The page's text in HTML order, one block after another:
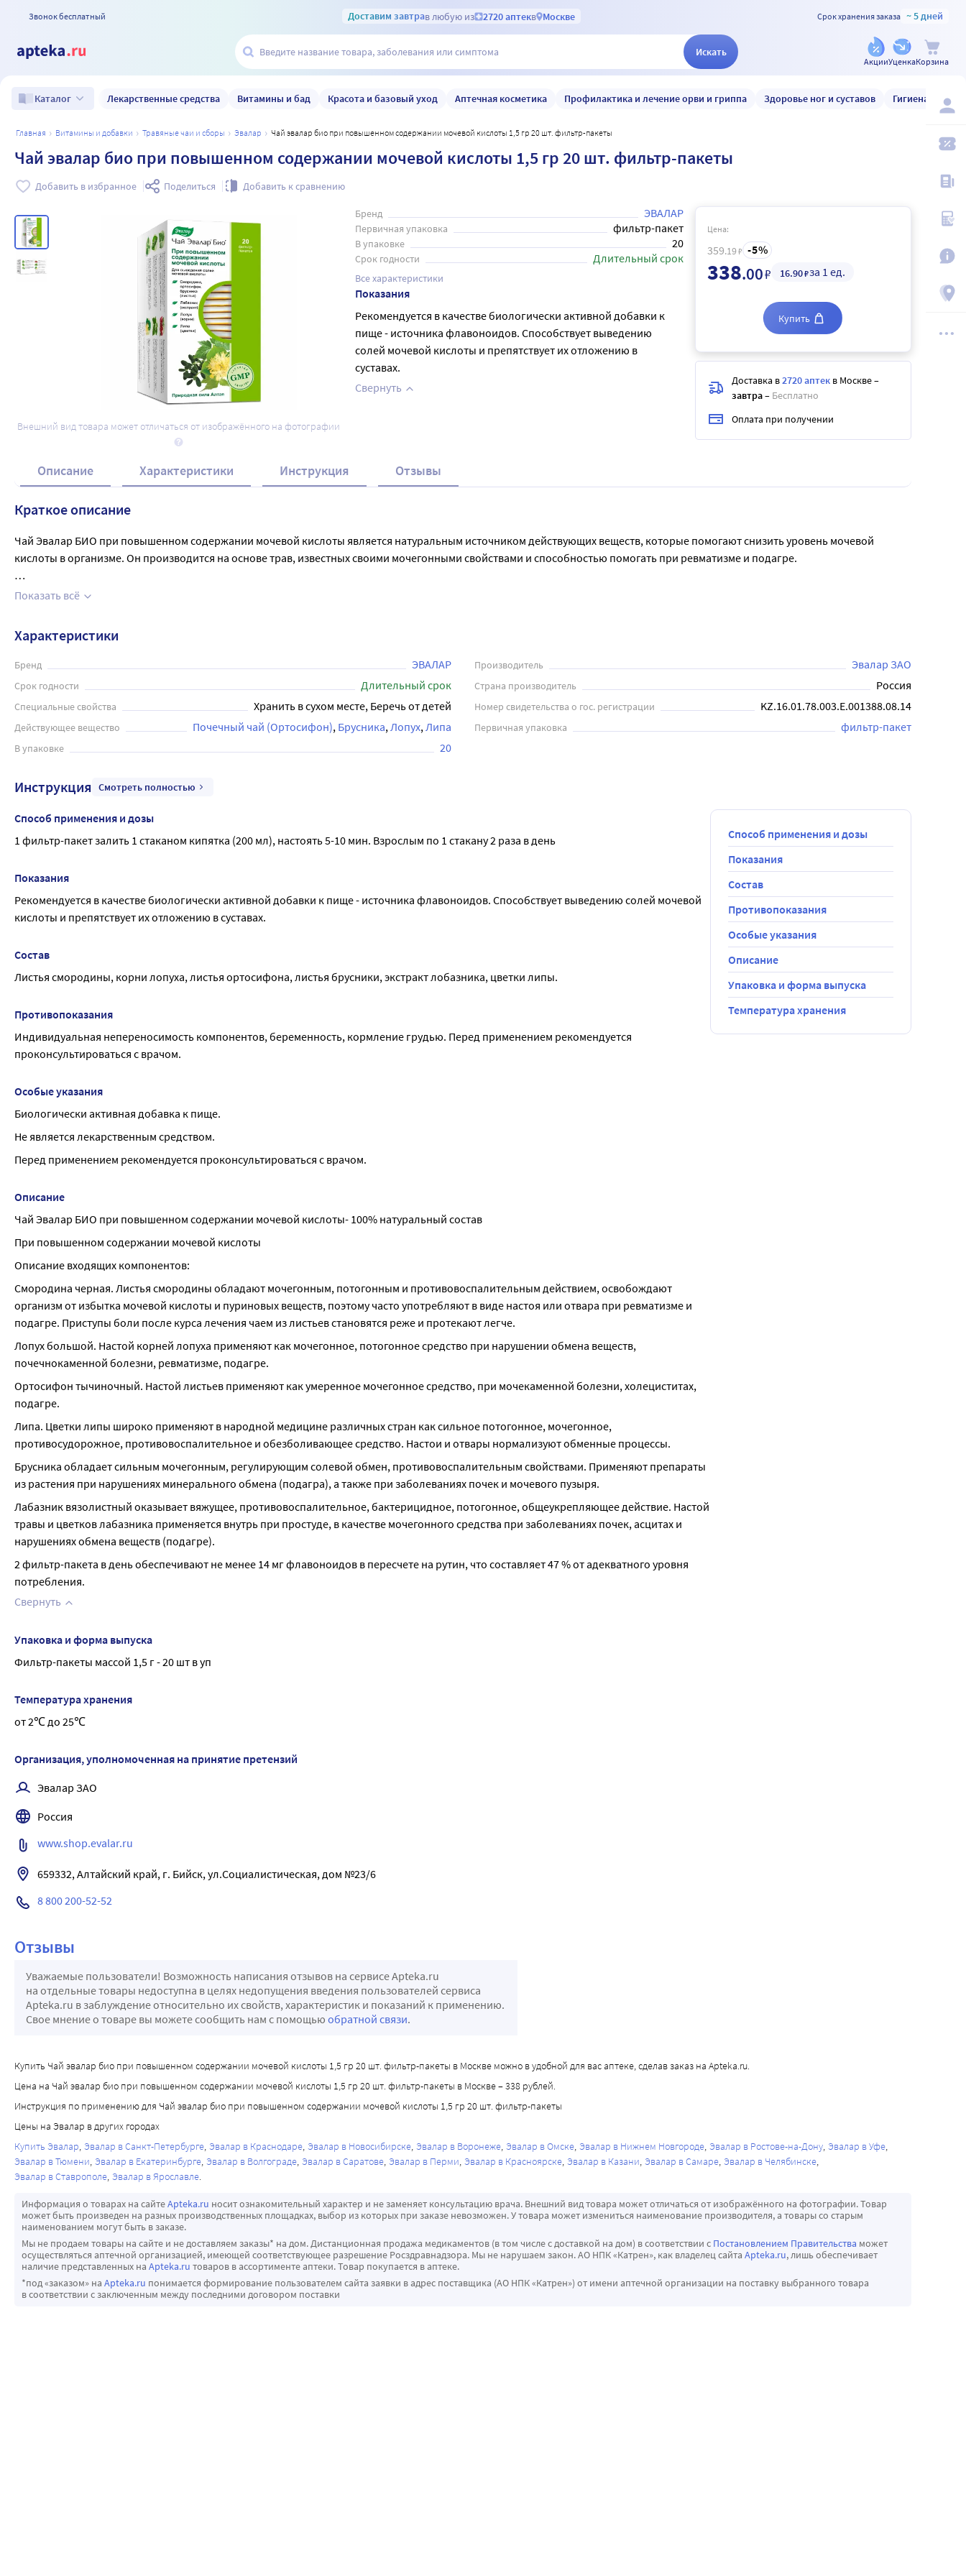
Звонок бесплатный Доставим завтрав любую из 2720 аптекв Москве Срок хранения заказа ~ 5 дней
Искать
АкцииУценкаКорзина
Каталог Лекарственные средства Витамины и бад Красота и базовый уход Аптечная косметика Профилактика и лечение орви и гриппа Здоровье ног и суставов Гигиена и уход
главная витамины и добавки травяные чаи и сборы эвалар Чай эвалар био при повышенном содержании мочевой кислоты 1,5 гр 20 шт. фильтр-пакеты
Чай эвалар био при повышенном содержании мочевой кислоты 1,5 гр 20 шт. фильтр-пакеты
Добавить в избранное Поделиться Добавить к сравнению
Внешний вид товара может отличаться от изображённого на фотографии
Бренд ЭВАЛАР
Первичная упаковка фильтр-пакет
В упаковке 20
Срок годности Длительный срок
Все характеристики
Показания
Рекомендуется в качестве биологически активной добавки к
пище - источника флавоноидов. Способствует выведению
солей мочевой кислоты и препятствует их отложению в
суставах.
Свернуть
Цена:
359.19₽ 5
338.00₽ 16.90₽за 1 ед.
Купить
Доставка в2720 аптек в Москве–
завтра– Бесплатно
Оплата при получении
Описание Характеристики Инструкция Отзывы
Краткое описание
Чай Эвалар БИО при повышенном содержании мочевой кислоты является натуральным источником действующих веществ, которые помогают снизить уровень мочевой
кислоты в организме. Он производится на основе трав, известных своими мочегонными свойствами и способностью помогать при ревматизме и подагре.
В упаковке 20 пакетов-фильтров, обеспечивающих удобство и быстроту приготовления чая. Это делает чай Эвалар БИО при повышенном содержании мочевой кислоты
Показать всё
Характеристики
Бренд ЭВАЛАР Производитель Эвалар ЗАО
Срок годности Длительный срок Страна производитель Россия
Специальные свойства Хранить в сухом месте, Беречь от детей Номер свидетельства о гос. регистрации KZ.16.01.78.003.E.001388.08.14
Действующее вещество Почечный чай (Ортосифон) Брусника Лопух Липа Первичная упаковка фильтр-пакет
В упаковке 20
Инструкция Смотреть полностью
Способ применения и дозы
1 фильтр-пакет залить 1 стаканом кипятка (200 мл), настоять 5-10 мин. Взрослым по 1 стакану 2 раза в день
Показания
Рекомендуется в качестве биологически активной добавки к пище - источника флавоноидов. Способствует выведению солей мочевой
кислоты и препятствует их отложению в суставах.
Состав
Листья смородины, корни лопуха, листья ортосифона, листья брусники, экстракт лобазника, цветки липы.
Противопоказания
Индивидуальная непереносимость компонентов, беременность, кормление грудью. Перед применением рекомендуется
проконсультироваться с врачом.
Особые указания
Биологически активная добавка к пище.
Не является лекарственным средством.
Перед применением рекомендуется проконсультироваться с врачом.
Описание
Чай Эвалар БИО при повышенном содержании мочевой кислоты- 100% натуральный состав
При повышенном содержании мочевой кислоты
Описание входящих компонентов:
Смородина черная. Листья смородины обладают мочегонным, потогонным и противовоспалительным действием, освобождают
организм от избытка мочевой кислоты и пуриновых веществ, поэтому часто употребляют в виде настоя или отвара при ревматизме и
подагре. Приступы боли после курса лечения чаем из листьев становятся реже и протекают легче.
Лопух большой. Настой корней лопуха применяют как мочегонное, потогонное средство при нарушении обмена веществ,
почечнокаменной болезни, ревматизме, подагре.
Ортосифон тычиночный. Настой листьев применяют как умеренное мочегонное средство, при мочекаменной болезни, холециститах,
подагре.
Липа. Цветки липы широко применяют в народной медицине различных стран как сильное потогонное, мочегонное,
противосудорожное, противовоспалительное и обезболивающее средство. Настои и отвары нормализуют обменные процессы.
Брусника обладает сильным мочегонным, регулирующим солевой обмен, противовоспалительным свойствами. Применяют препараты
из растения при нарушениях минерального обмена (подагра), а также при заболеваниях почек и мочевого пузыря.
Лабазник вязолистный оказывает вяжущее, противовоспалительное, бактерицидное, потогонное, общеукрепляющее действие. Настой
травы и цветков лабазника применяется внутрь при простуде, в качестве мочегонного средства при заболеваниях почек, асцитах и
нарушениях обмена веществ (подагре).
2 фильтр-пакета в день обеспечивают не менее 14 мг флавоноидов в пересчете на рутин, что составляет 47 % от адекватного уровня
потребления.
Свернуть
Упаковка и форма выпуска
Фильтр-пакеты массой 1,5 г - 20 шт в уп
Температура хранения
от 2℃ до 25℃
Способ применения и дозы
Показания
Состав
Противопоказания
Особые указания
Описание
Упаковка и форма выпуска
Температура хранения
Организация, уполномоченная на принятие претензий
Эвалар ЗАО
Россия
www.shop.evalar.ru
659332, Алтайский край, г. Бийск, ул.Социалистическая, дом №23/6
8 800 200-52-52
Отзывы
Уважаемые пользователи! Возможность написания отзывов на сервисе Apteka.ru
на отдельные товары недоступна в целях недопущения введения пользователей сервиса
Apteka.ru в заблуждение относительно их свойств, характеристик и показаний к применению.
Свое мнение о товаре вы можете сообщить нам с помощью обратной связи.
Купить Чай эвалар био при повышенном содержании мочевой кислоты 1,5 гр 20 шт. фильтр-пакеты в Москве можно в удобной для вас аптеке, сделав заказ на Apteka.ru.
Цена на Чай эвалар био при повышенном содержании мочевой кислоты 1,5 гр 20 шт. фильтр-пакеты в Москве – 338 рублей.
Инструкция по применению для Чай эвалар био при повышенном содержании мочевой кислоты 1,5 гр 20 шт. фильтр-пакеты
Цены на Эвалар в других городах
Купить Эвалар Эвалар в Санкт-Петербурге Эвалар в Краснодаре Эвалар в Новосибирске Эвалар в Воронеже Эвалар в Омске Эвалар в Нижнем Новгороде Эвалар в Ростове-на-Дону Эвалар в Уфе
Эвалар в Тюмени Эвалар в Екатеринбурге Эвалар в Волгограде Эвалар в Саратове Эвалар в Перми Эвалар в Красноярске Эвалар в Казани Эвалар в Самаре Эвалар в Челябинске
Эвалар в Ставрополе Эвалар в Ярославле
Информация о товарах на сайтеApteka.ru носит ознакомительный характер и не заменяет консультацию врача. Внешний вид товара может отличаться от изображённого на фотографии. Товар
может быть произведен на разных производственных площадках, выбор из которых при заказе невозможен. У товара может измениться наименование производителя, а товары со старым
наименованием могут быть в заказе.
Мы не продаем товары на сайте и не доставляем заказы* на дом. Дистанционная продажа медикаментов (в том числе с доставкой на дом) в соответствии с Постановлением Правительства может
осуществляться аптечной организацией, имеющей соответствующее разрешение Росздравнадзора. Мы не нарушаем закон. АО НПК «Катрен», как владелец сайта Apteka.ru, лишь обеспечивает
наличие представленных на Apteka.ru товаров в ассортименте аптеки. Товар покупается в аптеке.
*под «заказом» на Apteka.ru понимается формирование пользователем сайта заявки в адрес поставщика (АО НПК «Катрен») от имени аптечной организации на поставку выбранного товара
в соответствии с заключенным между последними договором поставки